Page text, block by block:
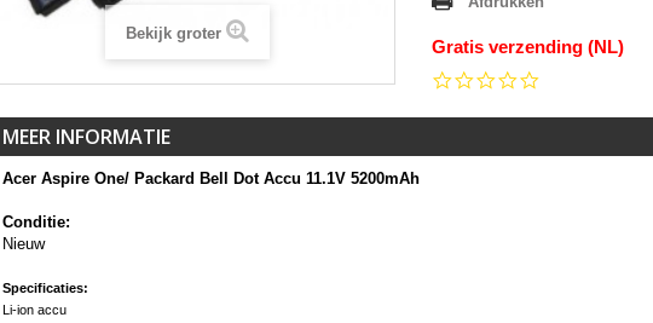
Bekijk groter
Gratis verzending (NL)
rating
MEER INFORMATIE
Acer Aspire One/ Packard Bell Dot Accu 11.1V 5200mAh
Conditie:
Nieuw
Specificaties:
Li-ion accu